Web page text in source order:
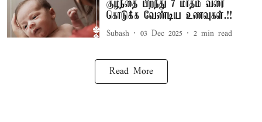
குழந்தை பிறந்து 7 மாதம் வரை
கொடுக்க வேண்டிய உணவுகள்.!!
Subash 03 Dec 2025 2 min read
Read More